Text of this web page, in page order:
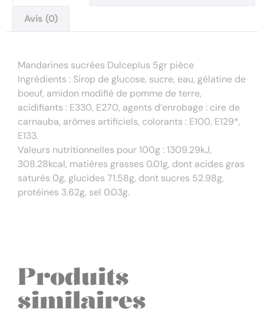
Avis (0)
Mandarines sucrées Dulceplus 5gr pièce
Ingrédients : Sirop de glucose, sucre, eau, gélatine de
boeuf, amidon modifié de pomme de terre,
acidifiants : E330, E270, agents d’enrobage : cire de
carnauba, arômes artificiels, colorants : E100, E129*,
E133.
Valeurs nutritionnelles pour 100g : 1309.29kJ,
308.28kcal, matières grasses 0.01g, dont acides gras
saturés 0g, glucides 71.58g, dont sucres 52.98g,
protéines 3.62g, sel 0.03g.
Produits
similaires